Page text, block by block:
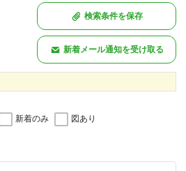
検索条件を保存
新着メール通知を受け取る
新着のみ 図あり